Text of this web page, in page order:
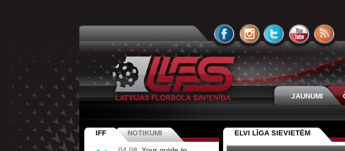
JAUNUMI
ELVI LĪGA SIEVIETĒM
IFF NOTIKUMI